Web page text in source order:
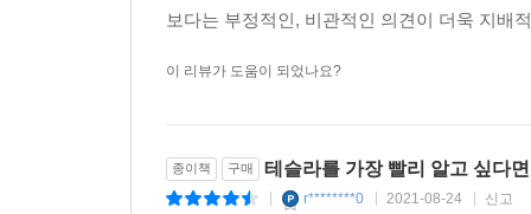
보다는 부정적인, 비관적인 의견이 더욱 지배
이 리뷰가 도움이 되었나요?
종이책 구매 테슬라를 가장 빨리 알고 싶다
r********0 2021-08-24 신고